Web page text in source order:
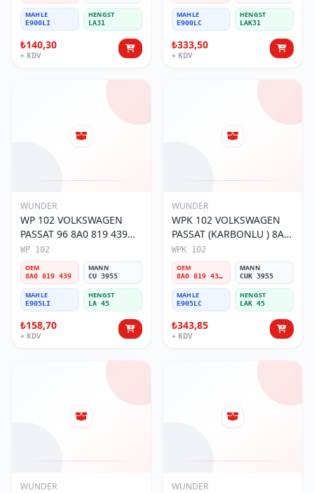
MAHLE
E900LI
HENGST
LA31
₺140,30
+ KDV
MAHLE
E900LC
HENGST
LAK31
₺333,50
+ KDV
WUNDER
WP 102 VOLKSWAGEN
PASSAT 96 8A0 819 439
Polen Filtresi
WP 102
OEM
8A0 819 439
MANN
CU 3955
MAHLE
E905LI
HENGST
LA 45
₺158,70
+ KDV
WUNDER
WPK 102 VOLKSWAGEN
PASSAT (KARBONLU ) 8A0
819 439B Polen Filtresi
WPK 102
OEM
8A0 819 439B
MANN
CUK 3955
MAHLE
E905LC
HENGST
LAK 45
₺343,85
+ KDV
WUNDER WUNDER